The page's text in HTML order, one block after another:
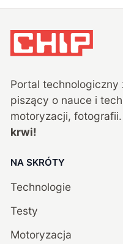
Portal technologiczny
piszący o nauce i
motoryzacji, fotografii.
krwi!
NA SKRÓTY
Technologie
Testy
Motoryzacja